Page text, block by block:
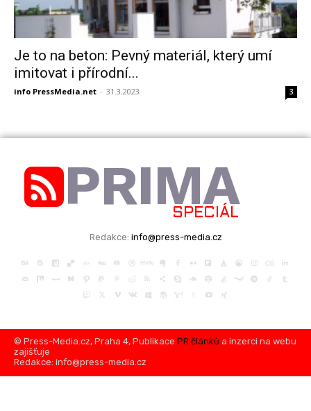
Je to na beton: Pevný materiál, který umí
imitovat i přírodní...
info PressMedia.net - 31.3.2023 3
PRIMA
SPECIÁL
Redakce: info@press-media.cz
© Press-Media.cz, Praha 4, Publikace PR článků a inzerci na webu
zajišťuje
Redakce: info@press-media.cz